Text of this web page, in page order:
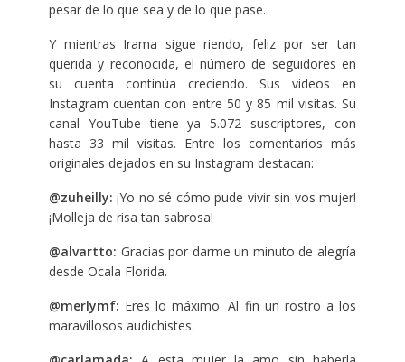
pesar de lo que sea y de lo que pase.
Y mientras Irama sigue riendo, feliz por ser tan
querida y reconocida, el número de seguidores en
su cuenta continúa creciendo. Sus videos en
Instagram cuentan con entre 50 y 85 mil visitas. Su
canal YouTube tiene ya 5.072 suscriptores, con
hasta 33 mil visitas. Entre los comentarios más
originales dejados en su Instagram destacan:
@zuheilly: ¡Yo no sé cómo pude vivir sin vos mujer!
¡Molleja de risa tan sabrosa!
@alvartto: Gracias por darme un minuto de alegría
desde Ocala Florida.
@merlymf: Eres lo máximo. Al fin un rostro a los
maravillosos audichistes.